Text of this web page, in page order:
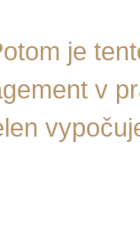
je
v